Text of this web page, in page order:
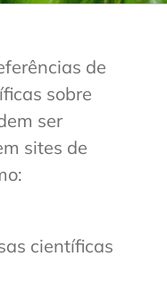
de
sobre
ser
sites de
científicas